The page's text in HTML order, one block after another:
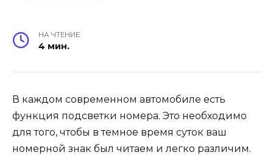
НА ЧТЕНИЕ
4 мин.
В каждом современном автомобиле есть
функция подсветки номера. Это необходимо
для того, чтобы в темное время суток ваш
номерной знак был читаем и легко различим.